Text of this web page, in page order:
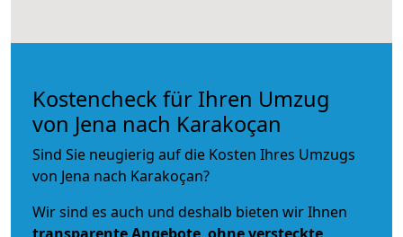
Kostencheck für Ihren Umzug
von Jena nach Karakoçan
Sind Sie neugierig auf die Kosten Ihres Umzugs
von Jena nach Karakoçan?
Wir sind es auch und deshalb bieten wir Ihnen